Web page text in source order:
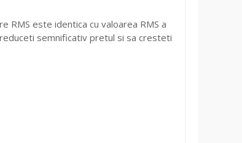
RMS este identica cu valoarea RMS a
semnificativ pretul si sa cresteti